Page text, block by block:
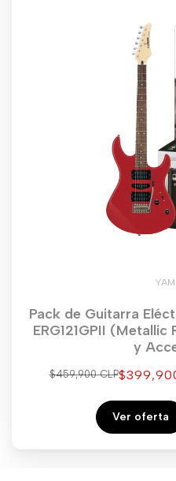
Pack de Guitarra
ERG121GPII
y
Precio
$459,900 CLPPrecio
venta
Ver oferta